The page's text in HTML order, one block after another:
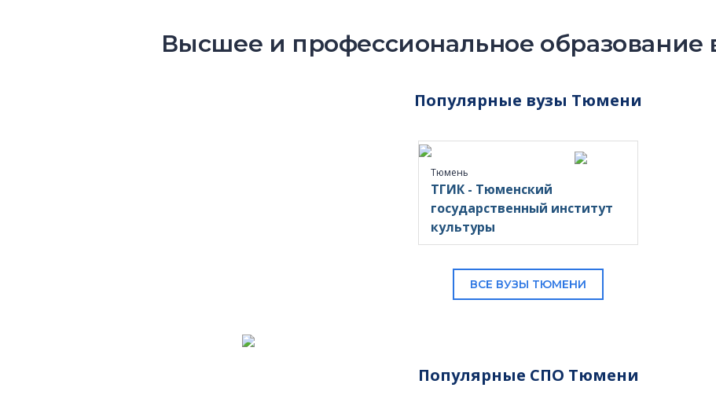
Высшее и профессиональное образование
Популярные вузы Тюмени
Тюмень
ТГИК - Тюменский
государственный институт
культуры
ВСЕ ВУЗЫ ТЮМЕНИ
Популярные СПО Тюмени